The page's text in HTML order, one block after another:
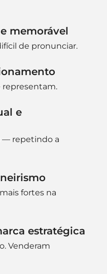
memorável
de pronunciar.
representam.
e
— repetindo a
fortes na
estratégica
Venderam